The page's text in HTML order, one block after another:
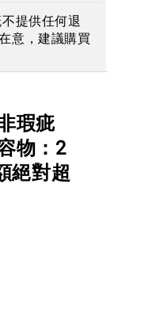
提供任何退
意，建議購買
瑕疵
物：2
絕對超